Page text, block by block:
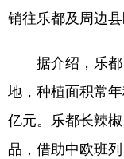
销往乐都及周边
据介绍，乐都
地，种植面积常
亿元。乐都长辣
品，借助中欧班